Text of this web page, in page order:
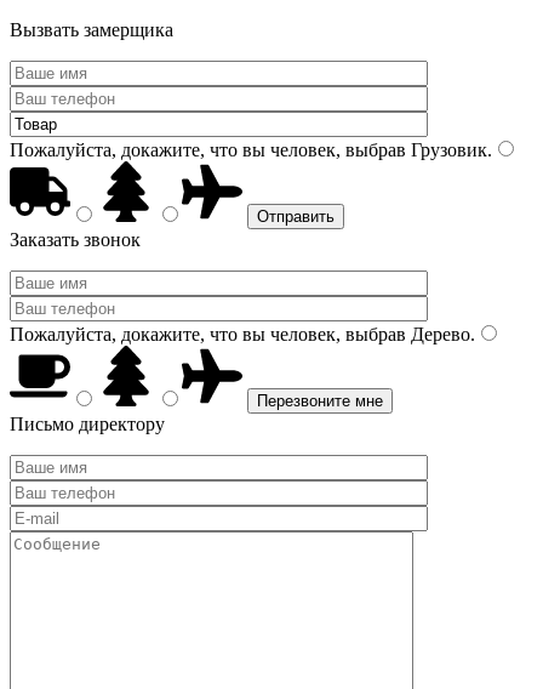
Вызвать замерщика
Пожалуйста, докажите, что вы человек, выбрав Грузовик.
Заказать звонок
Пожалуйста, докажите, что вы человек, выбрав Дерево.
Письмо директору